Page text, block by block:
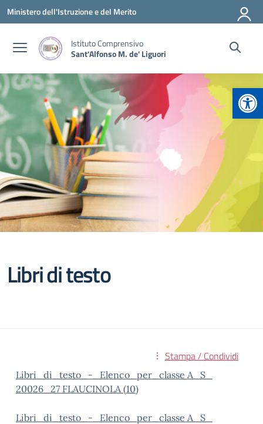
Vai ai contenuti
Vai al menu di navigazione
Vai al footer
Ministero dell'Istruzione e del Merito
Istituto Comprensivo
Sant'Alfonso M. de' Liguori
Libri di testo
Stampa / Condividi
Libri_di_testo_-_Elenco_per_classe A_S_
20026_27 FLAUCINOLA (10)
Libri_di_testo_-_Elenco_per_classe A_S_